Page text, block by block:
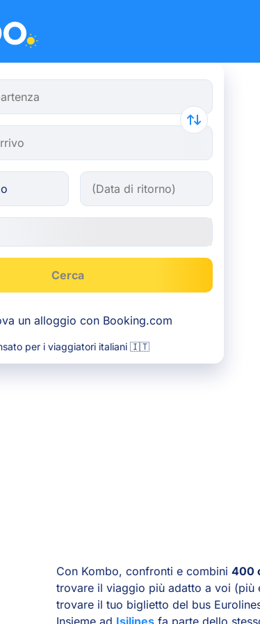
Cerca
un alloggio con Booking.com
per i viaggiatori italiani 🇮🇹
Con Kombo, confronti e combini 400
trovare il viaggio più adatto a voi
trovare il tuo biglietto del bus
Insieme ad Isilines fa parte dello